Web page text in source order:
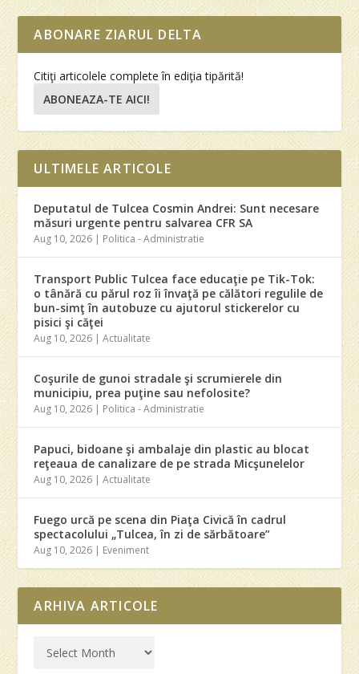
ABONARE ZIARUL DELTA
Citiţi articolele complete în ediţia tipărită!
ABONEAZA-TE AICI!
ULTIMELE ARTICOLE
Deputatul de Tulcea Cosmin Andrei: Sunt necesare
măsuri urgente pentru salvarea CFR SA
Aug 10, 2026 Politica - Administratie
Transport Public Tulcea face educaţie pe Tik-Tok:
o tânără cu părul roz îi învaţă pe călători regulile de
bun-simţ în autobuze cu ajutorul stickerelor cu
pisici şi căţei
Aug 10, 2026 |Actualitate
Coşurile de gunoi stradale şi scrumierele din
municipiu, prea puţine sau nefolosite?
Aug 10, 2026 Politica - Administratie
Papuci, bidoane şi ambalaje din plastic au blocat
reţeaua de canalizare de pe strada Micşunelelor
Aug 10, 2026 |Actualitate
Fuego urcă pe scena din Piaţa Civică în cadrul
spectacolului „Tulcea, în zi de sărbătoare”
Aug 10, 2026 Eveniment
ARHIVA ARTICOLE